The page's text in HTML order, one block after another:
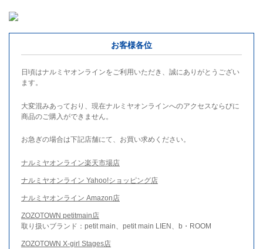
お客様各位
日頃はナルミヤオンラインをご利用いただき、誠にありがとうござい
ます。
大変混みあっており、現在ナルミヤオンラインへのアクセスならびに
商品のご購入ができません。
お急ぎの場合は下記店舗にて、お買い求めください。
ナルミヤオンライン楽天市場店
ナルミヤオンライン Yahoo!ショッピング店
ナルミヤオンライン Amazon店
ZOZOTOWN petitmain店
取り扱いブランド：petit main、petit main LIEN、b・ROOM
ZOZOTOWN X-girl Stages店